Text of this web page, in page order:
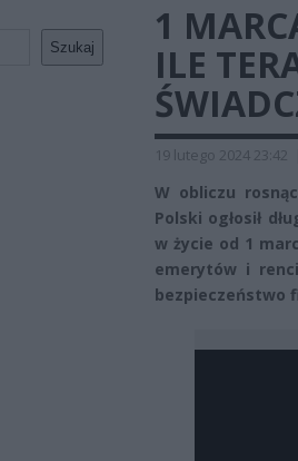
Szukaj
1
ILE
19 lutego 2024 23:42
W obliczu
Polski ogłosił
w życie od 1
emerytów i
bezpieczeństwo